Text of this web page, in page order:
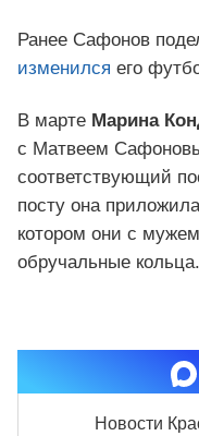
Ранее Сафонов
изменился его
В марте Марина
с Матвеем
соответствующий
посту она
котором они с
обручальные кольца.
Новости